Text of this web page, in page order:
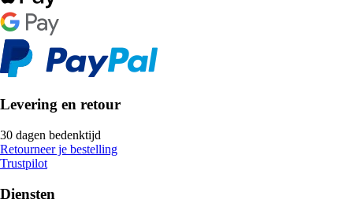
Levering en retour
30 dagen bedenktijd
Retourneer je bestelling
Trustpilot
Diensten